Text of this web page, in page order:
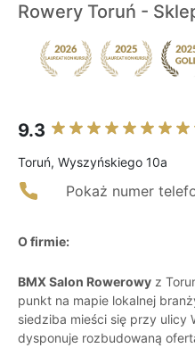
Rowery Toruń -
9.3
Toruń, Wyszyńskiego 10a
Pokaż numer
O firmie:
BMX Salon Rowerowy z
punkt na mapie lokalnej
siedziba mieści się przy ulicy
dysponuje rozbudowaną